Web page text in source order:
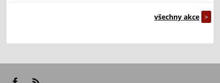
všechny akce >